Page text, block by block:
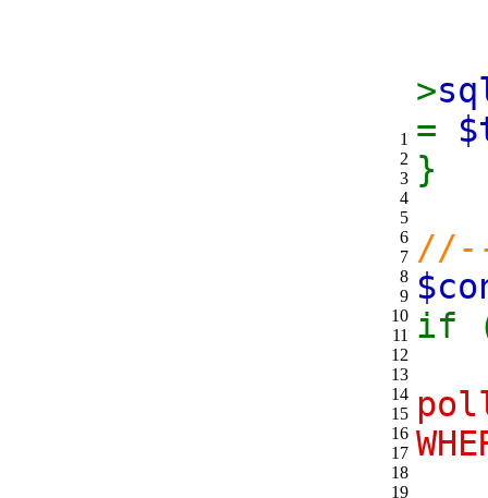
1
2
3
4
5
6
7
8
9
10
11
12
13
14
15
16
17
18
19
>
=
}
if